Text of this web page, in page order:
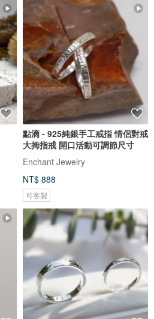
點滴 - 925純銀手工戒指 情侶對戒
大拇指戒 開口活動可調節尺寸
Enchant Jewelry
NT$ 888
可客製